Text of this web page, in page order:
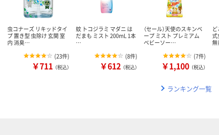
虫コナーズ リキッドタイ
プ 置き型 虫除け 玄関 室
内 消臭…
(23件)
￥711 （税込）
蚊 トコジラミ マダニ は
だまも ミスト 200mL 1本
…
(8件)
￥612 （税込）
（セール）天使のスキンベ
ープ ミスト プレミアム
ベビーソー…
(7件)
￥1,100 （税込）
式
ランキング一覧